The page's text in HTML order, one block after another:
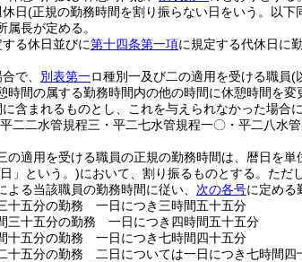
日(正規の勤務時間を割り振らない日をいう。以下
長が定める。
る休日並びに第十四条第一項に規定する代休日に
で、 別表第一ロ種別一及び二の適用を受ける職員(
間の属する勤務時間内の他の時間に休憩時間を変
含まれるものとし、これを与えられなかった場合
二二水管規程三・平二七水管規程一〇・平二八水
の適用を受ける職員の正規の勤務時間は、暦日を
」という。)において、割り振るものとする。 ただ
よる当該職員の勤務時間に従い、 次の各号に定める
十五分の勤務 一日につき三時間五十五分
三十五分の勤務 一日につき四時間五十五分
十五分の勤務 一日につき七時間四十五分
十五分の勤務 二日については一日につき七時間